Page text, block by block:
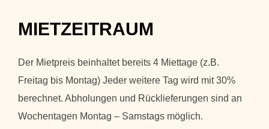
MIETZEITRAUM
Der Mietpreis beinhaltet bereits 4 Miettage (z.B.
Freitag bis Montag) Jeder weitere Tag wird mit 30%
berechnet. Abholungen und Rücklieferungen sind an
Wochentagen Montag – Samstags möglich.